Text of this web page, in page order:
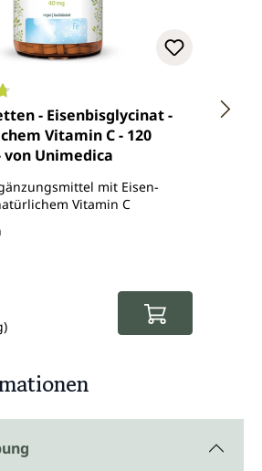
Bewertung von 4.7 von 5
- Eisenbisglycinat -
Vitamin C - 120
Unimedica
mit Eisen-
Vitamin C